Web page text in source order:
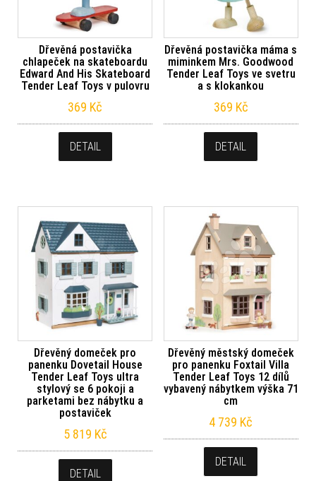
Dřevěná postavička
chlapeček na skateboardu
Edward And His Skateboard
Tender Leaf Toys v pulovru
369 Kč
DETAIL
Dřevěná postavička máma s
miminkem Mrs. Goodwood
Tender Leaf Toys ve svetru
a s klokankou
369 Kč
DETAIL
Dřevěný domeček pro
panenku Dovetail House
Tender Leaf Toys ultra
stylový se 6 pokoji a
parketami bez nábytku a
postaviček
5 819 Kč
DETAIL
Dřevěný městský domeček
pro panenku Foxtail Villa
Tender Leaf Toys 12 dílů
vybavený nábytkem výška 71
cm
4 739 Kč
DETAIL